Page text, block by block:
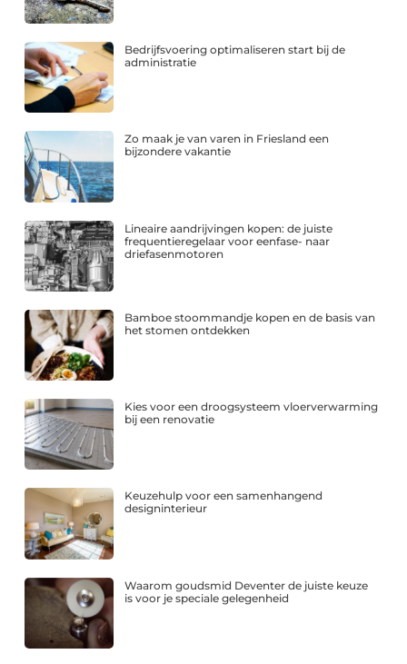
Bedrijfsvoering optimaliseren start bij de
administratie
Zo maak je van varen in Friesland een
bijzondere vakantie
Lineaire aandrijvingen kopen: de juiste
frequentieregelaar voor eenfase- naar
driefasenmotoren
Bamboe stoommandje kopen en de basis van
het stomen ontdekken
Kies voor een droogsysteem vloerverwarming
bij een renovatie
Keuzehulp voor een samenhangend
designinterieur
Waarom goudsmid Deventer de juiste keuze
is voor je speciale gelegenheid